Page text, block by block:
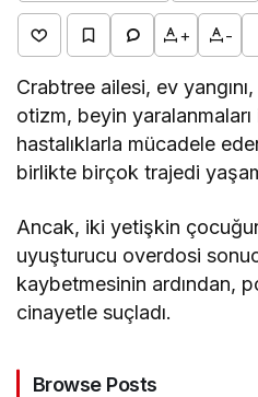
+ -
Crabtree ailesi, ev
otizm, beyin
hastalıklarla mücadele
birlikte birçok trajedi
Ancak, iki yetişkin
uyuşturucu overdosi
kaybetmesinin ardından,
cinayetle suçladı.
Browse Posts